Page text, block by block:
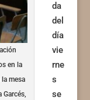
en la
mesa
Garcés,
da
del
día
vie
rne
s
se